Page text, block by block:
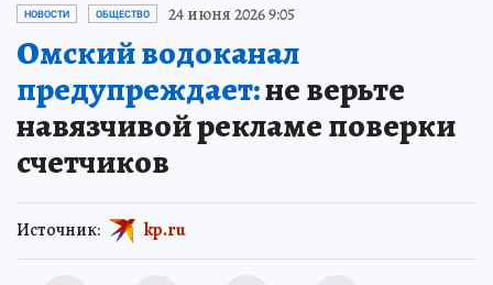
НОВОСТИ ОБЩЕСТВО 24 июня 2026 9:05
Омский водоканал
предупреждает:не верьте
навязчивой рекламе поверки
счетчиков
Источник: kp.ru